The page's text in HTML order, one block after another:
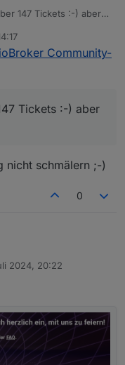
147 Tickets :-) aber
Community-
Tickets :-) aber
nicht schmälern ;-)
0
2024, 20:22